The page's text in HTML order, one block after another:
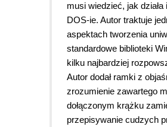
musi wiedzieć, jak
DOS-ie. Autor traktuje
aspektach tworzenia
standardowe biblioteki
kilku najbardziej
Autor dodał ramki z
zrozumienie zawartego
dołączonym krążku
przepisywanie cudzych